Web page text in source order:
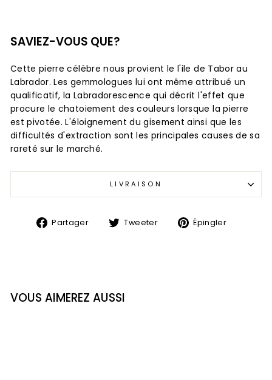
SAVIEZ-VOUS QUE?
Cette pierre célèbre nous provient le l'ile de Tabor au
Labrador. Les gemmologues lui ont même attribué un
qualificatif, la Labradorescence qui décrit l'effet que
procure le chatoiement des couleurs lorsque la pierre
est pivotée. L'éloignement du gisement ainsi que les
difficultés d'extraction sont les principales causes de sa
rareté sur le marché.
LIVRAISON
Partager
PartagerTweeter
TweeterÉpingler
VOUS AIMEREZ AUSSI